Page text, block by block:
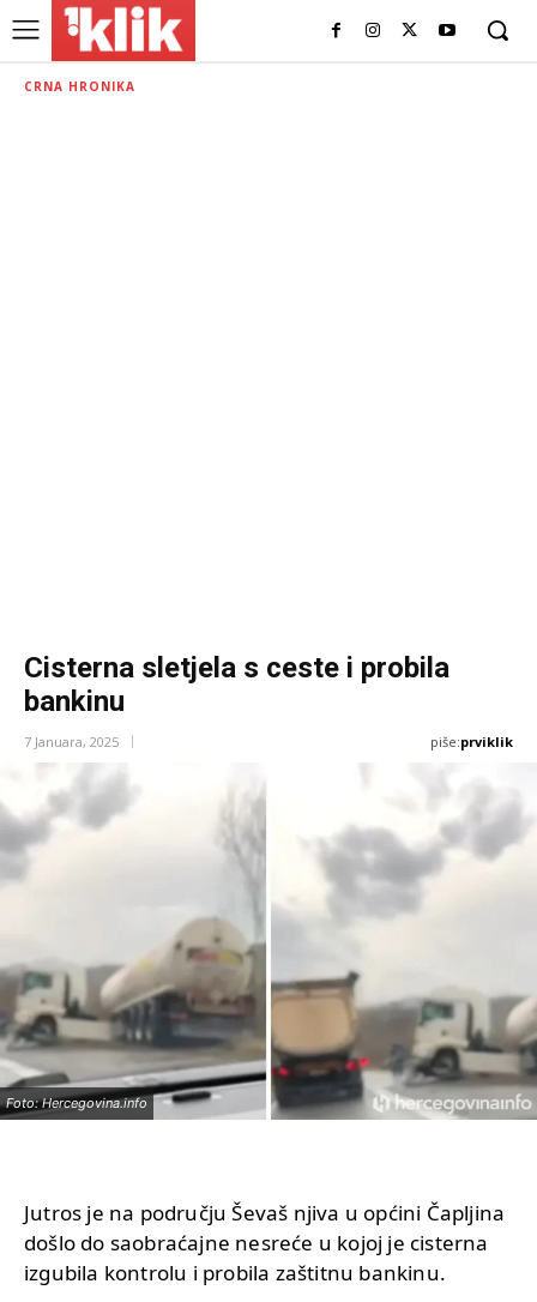
CRNA HRONIKA
Cisterna sletjela s ceste i probila
bankinu
7 Januara, 2025 piše:prviklik
Foto: Hercegovina.info
Jutros je na području Ševaš njiva u općini Čapljina
došlo do saobraćajne nesreće u kojoj je cisterna
izgubila kontrolu i probila zaštitnu bankinu.